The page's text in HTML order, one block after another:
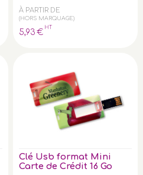
À PARTIR DE
(HORS MARQUAGE)
5,93 €
HT
Clé Usb format Mini
Carte de Crédit 16 Go